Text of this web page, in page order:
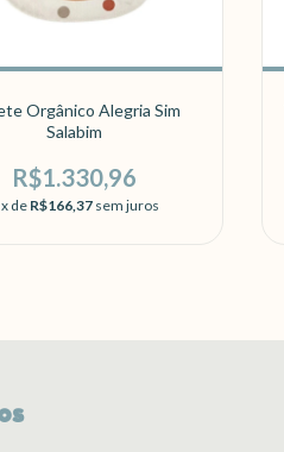
Orgânico Alegria Sim
Salabim
R$1.330,96
x de R$166,37 sem juros